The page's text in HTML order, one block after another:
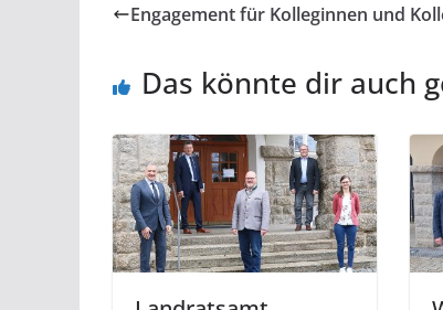
Engagement für Kolleginnen und
Das könnte dir auch